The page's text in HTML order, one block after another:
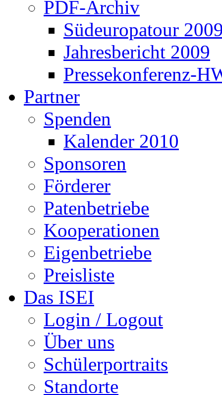
PDF-Archiv
Südeuropatour
Jahresbericht 2009
Pressekonferenz-
Partner
Spenden
Kalender 2010
Sponsoren
Förderer
Patenbetriebe
Kooperationen
Eigenbetriebe
Preisliste
Das ISEI
Login / Logout
Über uns
Schülerportraits
Standorte